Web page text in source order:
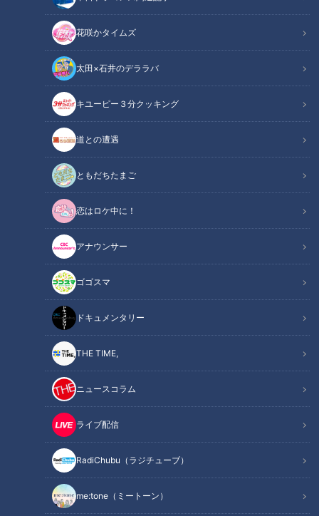
花咲かタイムズ
太田×石井のデララバ
キユーピー３分クッキング
道との遭遇
ともだちたまご
恋はロケ中に！
アナウンサー
ゴゴスマ
ドキュメンタリー
THE TIME,
ニュースコラム
ライブ配信
RadiChubu（ラジチューブ）
me:tone（ミートーン）
CBCテレビ『恋はロケ中に！』
この記事の画像（全6枚）
記事に戻る
この記事を見たあなたへのおすすめ